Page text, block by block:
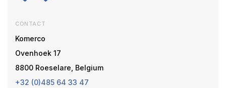
CONTACT
Komerco
Ovenhoek 17
8800 Roeselare, Belgium
+32 (0)485 64 33 47